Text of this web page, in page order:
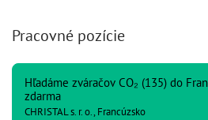
Pracovné pozície
Hľadáme zváračov CO₂ (135) do
zdarma
CHRISTAL s. r. o., Francúzsko